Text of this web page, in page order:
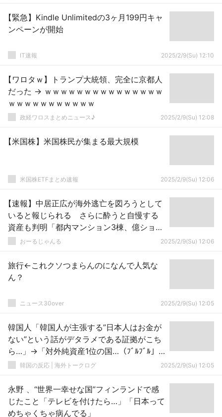
【緊急】Kindle Unlimitedの3ヶ月199円キャ
ンペーンが開始
IT速報 2025/2/9(Su) 12:10
【ワロタｗ】トランプ大統領、完全に京都人
だった → ｗｗｗｗｗｗｗｗｗｗｗｗｗｗｗ
ｗｗｗｗｗｗｗｗｗｗｗ
政経ワロスまとめニュース♪ 2025/2/9(Su) 12:08
【米国株】米国株民が集まる最大規模
米国株ETFまとめ速報 2025/2/9(Su) 12:06
【速報】中居正広が海外逃亡を図ろうとして
いると報じられる さらに酔うと自慢する
資産も判明「都内マンション3棟、億ション
20部屋、現金10億、仮想通貨50億」
おーるじゃんる 2025/2/9(Su) 12:06
旅行←これクソつまらんのになんで人気な
ん？
ニュース30over 2025/2/9(Su) 12:05
韓国人「韓国人が主張する”日本人はお金が
ない”という話がデタラメである証拠がこち
ら…」→「対外純資産1位の国…（ﾌﾞﾙﾌﾞﾙ」
＝韓国の反応
韓国の反応 | 海外トークログ 2025/2/9(Su) 12:05
永野 、“世界一幸せな国”フィンランドで感
じたこと「テレビを付けたら…」「日本って
めちゃくちゃ病んでる」